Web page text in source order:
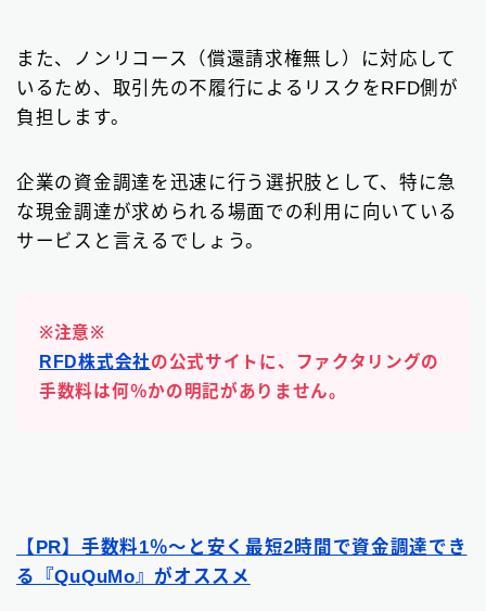
また、ノンリコース（償還請求権無し）に対応して
いるため、取引先の不履行によるリスクをRFD側が
負担します。
企業の資金調達を迅速に行う選択肢として、特に急
な現金調達が求められる場面での利用に向いている
サービスと言えるでしょう。
※注意※
RFD株式会社の公式サイトに、ファクタリングの
手数料は何％かの明記がありません。
【PR】手数料1％〜と安く最短2時間で資金調達でき
る『QuQuMo』がオススメ